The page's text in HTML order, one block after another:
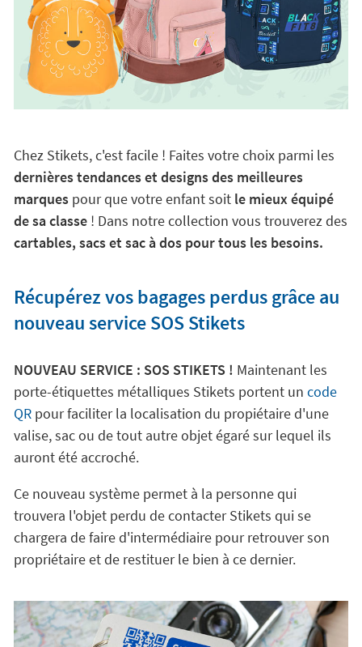
Chez Stikets, c'est facile ! Faites votre choix parmi les
dernières tendances et designs des meilleures
marquespour que votre enfant soitle mieux équipé
de sa classe! Dans notre collection vous trouverez des
cartables, sacs et sac à dos pour tous les besoins.
Récupérez vos bagages perdus grâce au
nouveau service SOS Stikets
NOUVEAU SERVICE : SOS STIKETS ! Maintenant les
porte-étiquettes métalliques Stikets portent un code
QRpour faciliter la localisation du propiétaire d'une
valise, sac ou de tout autre objet égaré sur lequel ils
auront été accroché.
Ce nouveau système permet à la personne qui
trouvera l'objet perdu de contacter Stikets qui se
chargera de faire d'intermédiaire pour retrouver son
propriétaire et de restituer le bien à ce dernier.